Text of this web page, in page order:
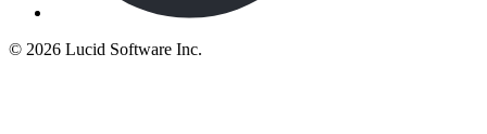
© 2026 Lucid Software Inc.